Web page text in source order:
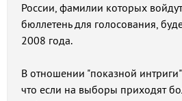
России, фамилии которых
бюллетень для голосования,
2008 года.
В отношении "показной интриги"
что если на выборы приходят